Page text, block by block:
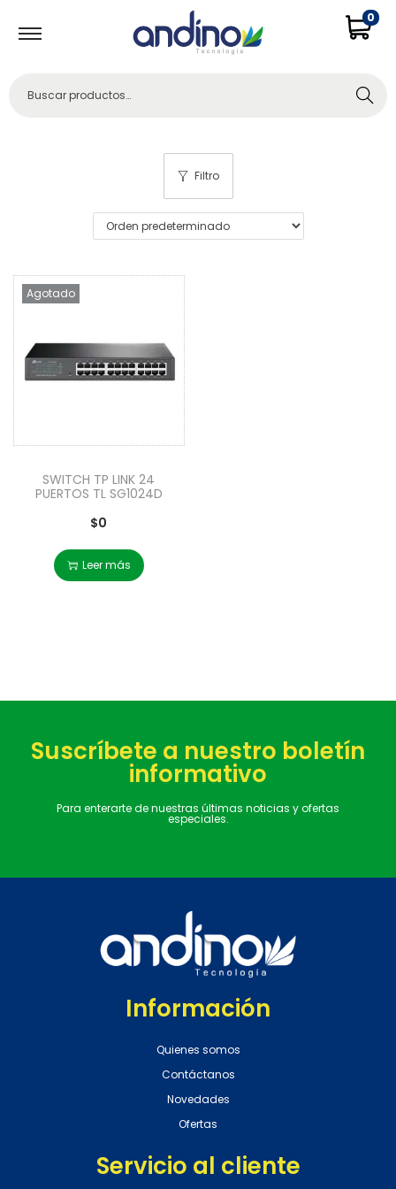
0
Buscar
Filtro
Agotado
SWITCH TP LINK 24
PUERTOS TL SG1024D
$0
Leer más
Suscríbete a nuestro boletín
informativo
Para enterarte de nuestras últimas noticias y ofertas
especiales.
Información
Quienes somos
Contáctanos
Novedades
Ofertas
Servicio al cliente